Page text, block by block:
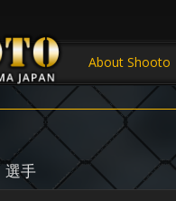
About Shooto
選手